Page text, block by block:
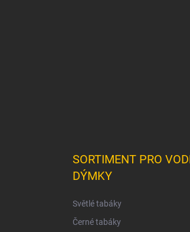
SORTIMENT PRO
DÝMKY
Světlé tabáky
Černé tabáky